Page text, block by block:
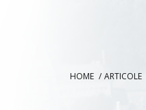
HOME / ARTICOLE